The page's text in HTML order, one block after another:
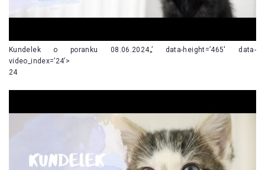
Kundelek o poranku 08.06.2024„’ data-height=’465′ data-
video_index=’24’>
24